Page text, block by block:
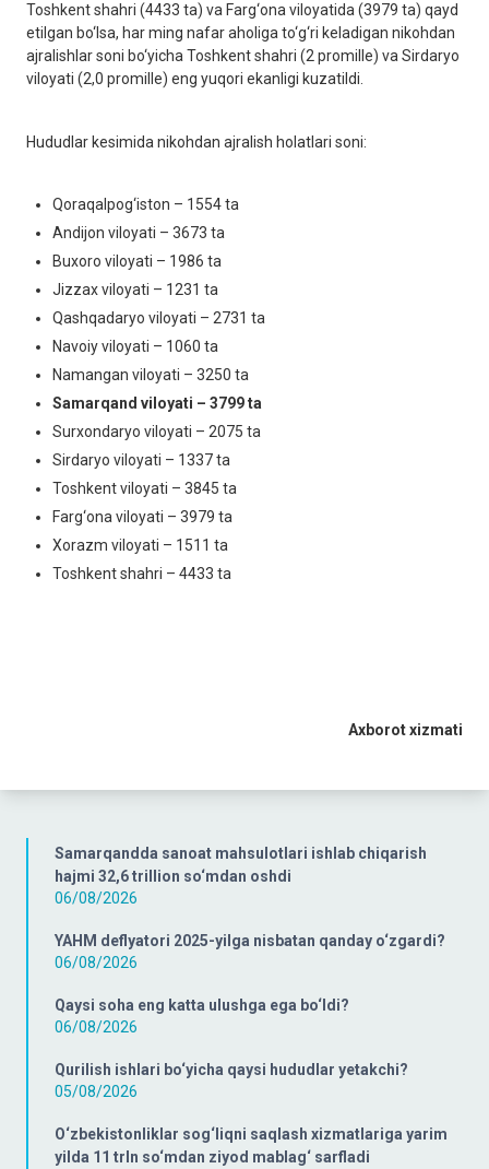
Samarqandda sanoat mahsulotlari ishlab chiqarish
hajmi 32,6 trillion so‘mdan oshdi
06/08/2026
YAHM deflyatori 2025-yilga nisbatan qanday o‘zgardi?
06/08/2026
Qaysi soha eng katta ulushga ega bo‘ldi?
06/08/2026
Qurilish ishlari bo‘yicha qaysi hududlar yetakchi?
05/08/2026
O‘zbekistonliklar sog‘liqni saqlash xizmatlariga yarim
yilda 11 trln so‘mdan ziyod mablag‘ sarfladi
Toshkent shahri (4433 ta) va Farg‘ona viloyatida (3979 ta) qayd
etilgan bo‘lsa, har ming nafar aholiga to‘g‘ri keladigan nikohdan
ajralishlar soni bo‘yicha Toshkent shahri (2 promille) va Sirdaryo
viloyati (2,0 promille) eng yuqori ekanligi kuzatildi.
Hududlar kesimida nikohdan ajralish holatlari soni:
Qoraqalpog‘iston – 1554 ta
Andijon viloyati – 3673 ta
Buxoro viloyati – 1986 ta
Jizzax viloyati – 1231 ta
Qashqadaryo viloyati – 2731 ta
Navoiy viloyati – 1060 ta
Namangan viloyati – 3250 ta
Samarqand viloyati – 3799 ta
Surxondaryo viloyati – 2075 ta
Sirdaryo viloyati – 1337 ta
Toshkent viloyati – 3845 ta
Farg‘ona viloyati – 3979 ta
Xorazm viloyati – 1511 ta
Toshkent shahri – 4433 ta
Axborot xizmati